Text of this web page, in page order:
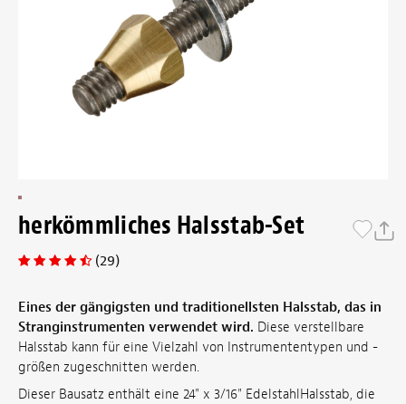
herkömmliches Halsstab-Set
(29)
Eines der gängigsten und traditionellsten Halsstab, das in
Stranginstrumenten verwendet wird. Diese verstellbare
Halsstab kann für eine Vielzahl von Instrumententypen und -
größen zugeschnitten werden.
Dieser Bausatz enthält eine 24" x 3/16" EdelstahlHalsstab, die